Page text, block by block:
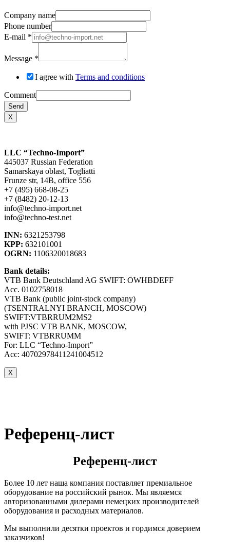
Company name
Phone number
E-mail *
Message *
I agree with Terms and conditions
Comment
Send
X
LLC “Techno-Import”
445037 Russian Federation
Samarskaya oblast, Togliatti
Frunze str, 14B, office 556
+7 (495) 668-08-25
+7 (8482) 20-12-13
info@techno-import.net
info@techno-test.net
INN: 6321253798
KPP: 632101001
OGRN: 1106320018683
Bank details:
VTB Bank Deutschland AG SWIFT: OWHBDEFF
Acc. 0102758018
VTB Bank (public joint-stock company)
(TSENTRALNYI BRANCH, MOSCOW)
SWIFT:VTBRRUM2MS2
with PJSC VTB BANK, MOSCOW,
SWIFT: VTBRRUMM
For: LLC “Techno-Import”
Acc: 40702978411241004512
X
Референц-лист
Референц-лист
Более 10 лет наша компания поставляет премиальное
оборудование на российский рынок. Мы являемся
авторизованными дилерами немецких производителей
оборудования и расходных материалов.
Мы выполнили десятки проектов и гордимся доверием
заказчиков!